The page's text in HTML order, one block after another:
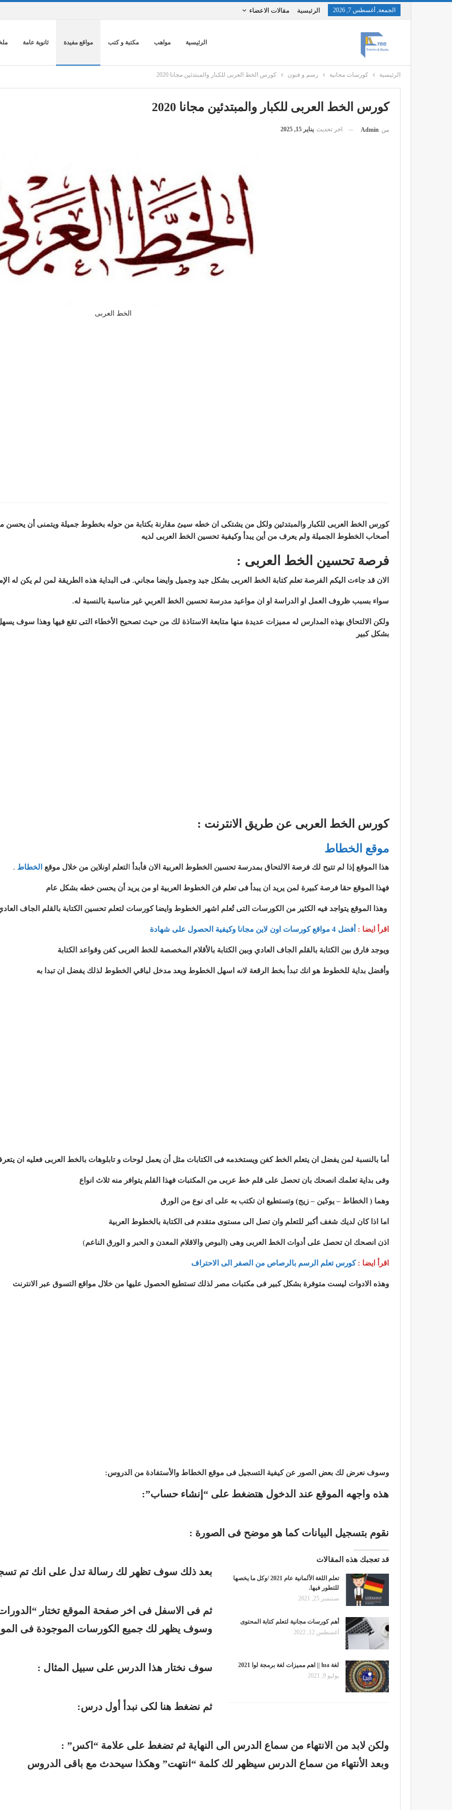
الجمعة, أغسطس 7, 2026 الرئيسية مقالات الاعضاء
الرئيسية مواهب مكتبة و كتب مواقع مفيدة ثانوية عامة
الرئيسية كورسات مجانية رسم و فنون كورس الخط العربى للكبار والمبتدئين مجانا 2020
كورس الخط العربى للكبار والمبتدئين مجانا 2020
من Admin اخر تحديث يناير 15, 2025
الخط العربى
كورس الخط العربى للكبار والمبتدئين ولكل من يشتكى ان خطه سيئ مقارنة بكتابة من حوله بخطوط جميلة ويتمنى أن
أصحاب الخطوط الجميلة ولم يعرف من أين يبدأ وكيفية تحسين الخط العربى لديه
فرصة تحسين الخط العربى :
الان قد جاءت اليكم الفرصة تعلم كتابة الخط العربى بشكل جيد وجميل وايضا مجاني. فى البداية هذه الطريقة لمن لم يكن له
سواء بسبب ظروف العمل او الدراسة او ان مواعيد مدرسة تحسين الخط العربي غير مناسبة بالنسبة له.
ولكن الالتحاق بهذه المدارس له مميزات عديدة منها متابعة الاستاذة لك من حيث تصحيح الأخطاء التى تقع فيها وهذا سوف
بشكل كبير
كورس الخط العربى عن طريق الانترنت :
موقع الخطاط
هذا الموقع إذا لم تتيح لك فرصة الالتحاق بمدرسة تحسين الخطوط العربية الان فأبدأ لتعلم اونلاين من خلال موقع الخطاط .
فهذا الموقع حقا فرصة كبيرة لمن يريد ان يبدأ فى تعلم فن الخطوط العربية او من يريد أن يحسن خطه بشكل عام
وهذا الموقع يتواجد فيه الكثير من الكورسات التى تُعلم اشهر الخطوط وايضا كورسات لتعلم تحسين الكتابة بالقلم الجاف
اقرأ ايضا : أفضل 4 مواقع كورسات اون لاين مجانا وكيفية الحصول على شهادة
ويوجد فارق بين الكتابة بالقلم الجاف العادي وبين الكتابة بالأقلام المخصصة للخط العربى كفن وقواعد الكتابة
وأفضل بداية للخطوط هو انك تبدأ بخط الرقعة لانه اسهل الخطوط ويعد مدخل لباقي الخطوط لذلك يفضل ان تبدا به
أما بالنسبة لمن يفضل ان يتعلم الخط كفن ويستخدمه فى الكتابات مثل أن يعمل لوحات و تابلوهات بالخط العربى فعليه ان
وفى بداية تعلمك انصحك بان تحصل على قلم خط عربى من المكتبات فهذا القلم يتوافر منه ثلاث انواع
وهما ( الخطاط – يوكين – زيج) وتستطيع ان تكتب به على اى نوع من الورق
اما اذا كان لديك شغف أكبر للتعلم وان تصل الى مستوى متقدم فى الكتابة بالخطوط العربية
اذن انصحك ان تحصل على أدوات الخط العربى وهى (البوص والاقلام المعدن و الحبر و الورق الناعم)
اقرأ ايضا : كورس تعلم الرسم بالرصاص من الصفر الى الاحتراف
وهذه الادوات ليست متوفرة بشكل كبير فى مكتبات مصر لذلك تستطيع الحصول عليها من خلال مواقع التسوق عبر الانترنت
وسوف نعرض لك بعض الصور عن كيفية التسجيل فى موقع الخطاط والأستفادة من الدروس:
هذه واجهه الموقع عند الدخول هتضغط على “إنشاء حساب”:
نقوم بتسجيل البيانات كما هو موضح فى الصورة :
قد تعجبك هذه المقالات
تعلم اللغة الألمانية عام 2021 /وكل ما يخصها
للتطور فيها.
سبتمبر 25, 2021
أهم كورسات مجانية لتعلم كتابة المحتوى
أغسطس 12, 2022
لغة lua || اهم مميزات لغة برمجة لوا 2021
يوليو 9, 2021
بعد ذلك سوف تظهر لك رسالة تدل على انك تم
ثم فى الاسفل فى اخر صفحة الموقع تختار “الدورات
وسوف يظهر لك جميع الكورسات الموجودة فى
سوف نختار هذا الدرس على سبيل المثال :
ثم نضغط هنا لكى نبدأ أول درس:
ولكن لابد من الانتهاء من سماع الدرس الى النهاية ثم تضغط على علامة “اكس” :
وبعد الأنتهاء من سماع الدرس سيظهر لك كلمة “انتهت” وهكذا سيحدث مع باقى الدروس